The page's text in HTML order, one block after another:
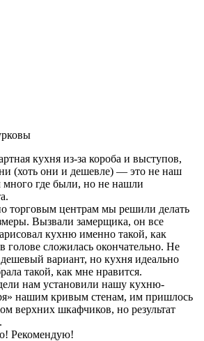
кухня из-за короба и выступов,
(хоть они и дешевле) — это не наш
где были, но не нашли
торговым центрам мы решили делать
Вызвали замерщика, он все
кухню именно такой, как
голове сложилась окончательно. Не
вариант, но кухня идеально
такой, как мне нравится.
нам установили нашу кухню-
нашим кривым стенам, им пришлось
верхних шкафчиков, но результат
Рекомендую!